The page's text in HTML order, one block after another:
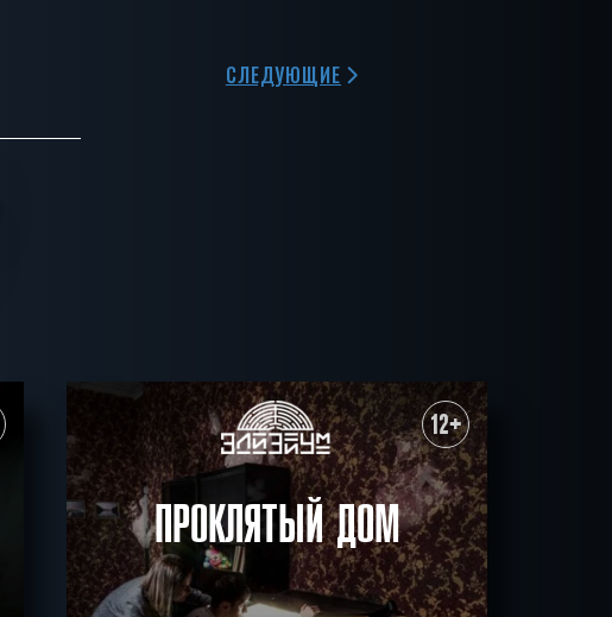
СЛЕДУЮЩИЕ
12+
ПРОКЛЯТЫЙ ДОМ